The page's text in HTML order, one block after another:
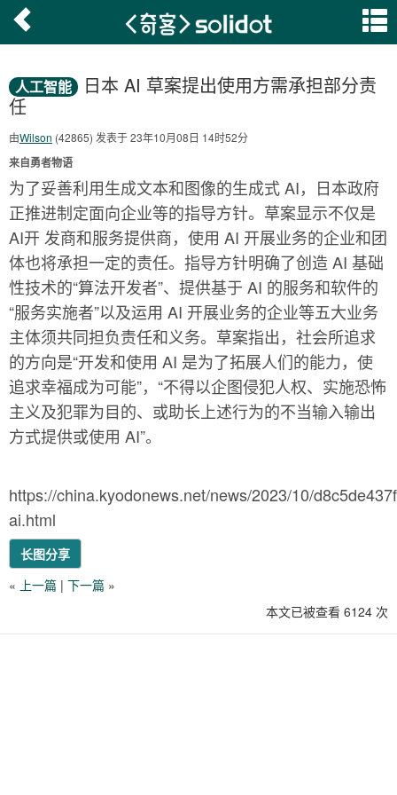
人工智能
日本 AI 草案提出使用方需承担部分责
任
由Wilson (42865) 发表于 23年10月08日 14时52分
来自勇者物语
为了妥善利用生成文本和图像的生成式 AI，日本政府
正推进制定面向企业等的指导方针。草案显示不仅是
AI开 发商和服务提供商，使用 AI 开展业务的企业和团
体也将承担一定的责任。指导方针明确了创造 AI 基础
性技术的“算法开发者”、提供基于 AI 的服务和软件的
“服务实施者”以及运用 AI 开展业务的企业等五大业务
主体须共同担负责任和义务。草案指出，社会所追求
的方向是“开发和使用 AI 是为了拓展人们的能力，使
追求幸福成为可能”，“不得以企图侵犯人权、实施恐怖
主义及犯罪为目的、或助长上述行为的不当输入输出
方式提供或使用 AI”。
https://china.kyodonews.net/news/2023/10/
ai.html
长图分享
« 上一篇 | 下一篇 »
本文已被查看 6124 次